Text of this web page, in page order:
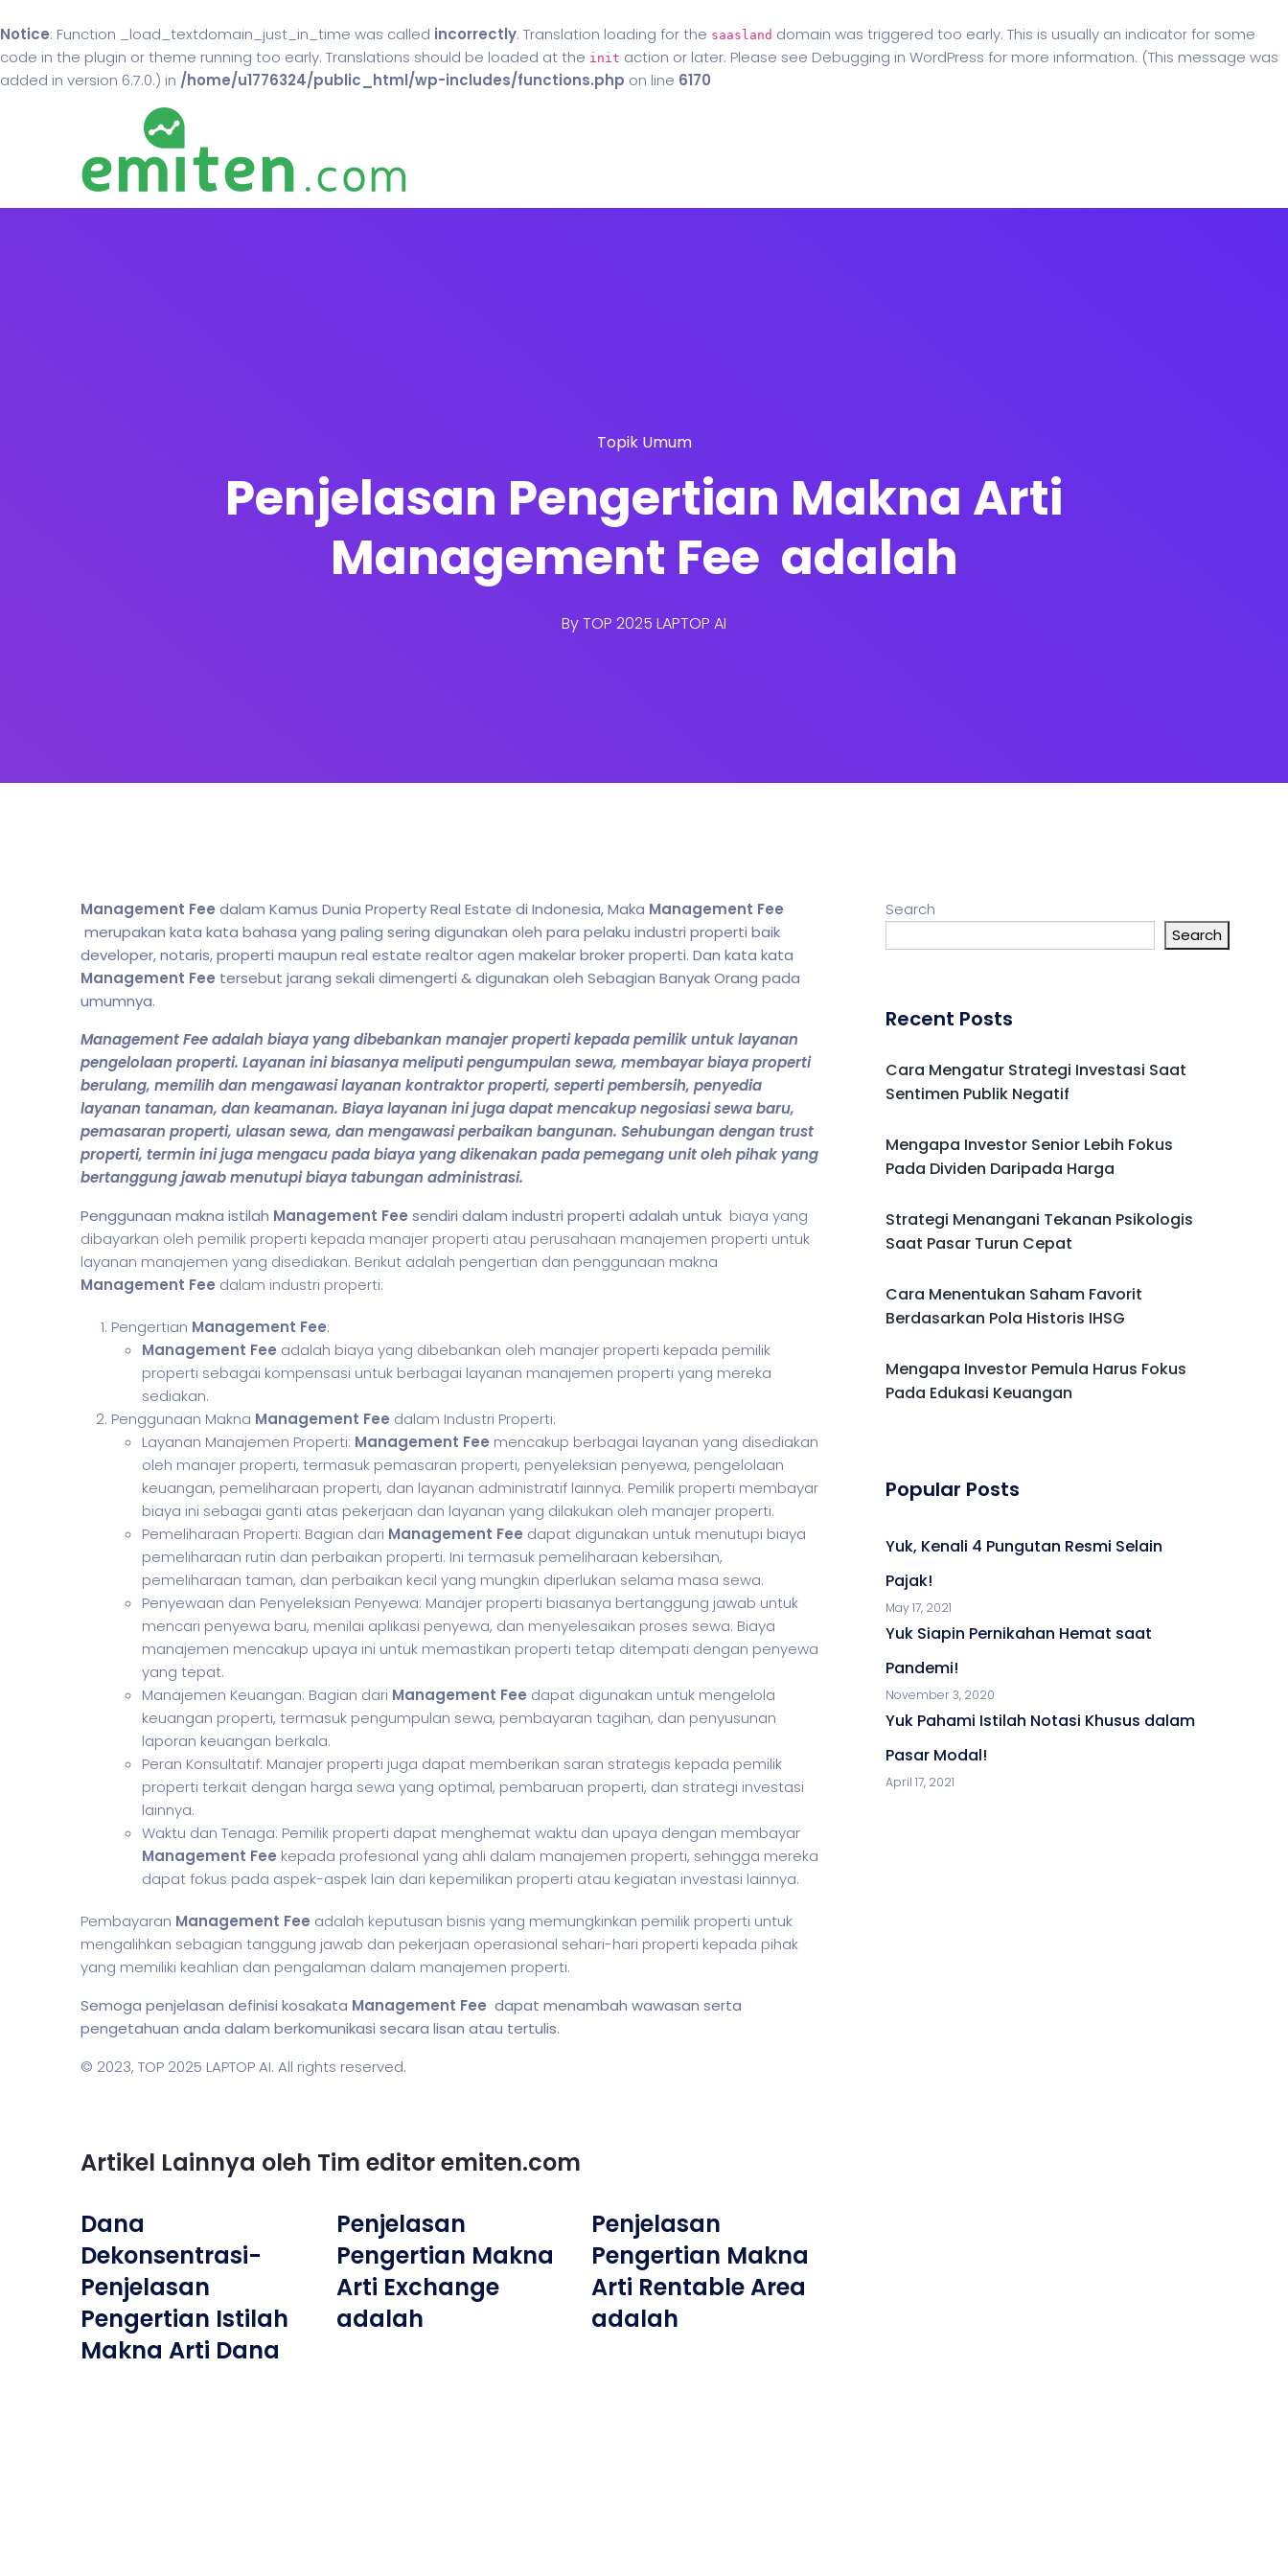
Notice: Function _load_textdomain_just_in_time was called incorrectly. Translation loading for the saasland domain was triggered too early. This is usually an indicator for some
code in the plugin or theme running too early. Translations should be loaded at the init action or later. Please see Debugging in WordPress for more information. (This message was
added in version 6.7.0.) in /home/u1776324/public_html/wp-includes/functions.php on line 6170
Topik Umum
Penjelasan Pengertian Makna Arti
Management Fee adalah
ByTOP 2025 LAPTOP AI
Management Fee dalam Kamus Dunia Property Real Estate di Indonesia, Maka Management Fee
merupakan kata kata bahasa yang paling sering digunakan oleh para pelaku industri properti baik
developer, notaris, properti maupun real estate realtor agen makelar broker properti. Dan kata kata
Management Fee tersebut jarang sekali dimengerti & digunakan oleh Sebagian Banyak Orang pada
umumnya.
Management Feeadalah biaya yang dibebankan manajer properti kepada pemilik untuk layanan
pengelolaan properti. Layanan ini biasanya meliputi pengumpulan sewa, membayar biaya properti
berulang, memilih dan mengawasi layanan kontraktor properti, seperti pembersih, penyedia
layanan tanaman, dan keamanan. Biaya layanan ini juga dapat mencakup negosiasi sewa baru,
pemasaran properti, ulasan sewa, dan mengawasi perbaikan bangunan. Sehubungan dengan trust
properti, termin ini juga mengacu pada biaya yang dikenakan pada pemegang unit oleh pihak yang
bertanggung jawab menutupi biaya tabungan administrasi.
Penggunaan makna istilah Management Fee sendiri dalam industri properti adalah untuk biaya yang
dibayarkan oleh pemilik properti kepada manajer properti atau perusahaan manajemen properti untuk
layanan manajemen yang disediakan. Berikut adalah pengertian dan penggunaan makna
Management Fee dalam industri properti:
Pengertian Management Fee:
Management Fee adalah biaya yang dibebankan oleh manajer properti kepada pemilik
properti sebagai kompensasi untuk berbagai layanan manajemen properti yang mereka
sediakan.
Penggunaan Makna Management Fee dalam Industri Properti:
Layanan Manajemen Properti: Management Fee mencakup berbagai layanan yang disediakan
oleh manajer properti, termasuk pemasaran properti, penyeleksian penyewa, pengelolaan
keuangan, pemeliharaan properti, dan layanan administratif lainnya. Pemilik properti membayar
biaya ini sebagai ganti atas pekerjaan dan layanan yang dilakukan oleh manajer properti.
Pemeliharaan Properti: Bagian dari Management Fee dapat digunakan untuk menutupi biaya
pemeliharaan rutin dan perbaikan properti. Ini termasuk pemeliharaan kebersihan,
pemeliharaan taman, dan perbaikan kecil yang mungkin diperlukan selama masa sewa.
Penyewaan dan Penyeleksian Penyewa: Manajer properti biasanya bertanggung jawab untuk
mencari penyewa baru, menilai aplikasi penyewa, dan menyelesaikan proses sewa. Biaya
manajemen mencakup upaya ini untuk memastikan properti tetap ditempati dengan penyewa
yang tepat.
Manajemen Keuangan: Bagian dari Management Fee dapat digunakan untuk mengelola
keuangan properti, termasuk pengumpulan sewa, pembayaran tagihan, dan penyusunan
laporan keuangan berkala.
Peran Konsultatif: Manajer properti juga dapat memberikan saran strategis kepada pemilik
properti terkait dengan harga sewa yang optimal, pembaruan properti, dan strategi investasi
lainnya.
Waktu dan Tenaga: Pemilik properti dapat menghemat waktu dan upaya dengan membayar
Management Fee kepada profesional yang ahli dalam manajemen properti, sehingga mereka
dapat fokus pada aspek-aspek lain dari kepemilikan properti atau kegiatan investasi lainnya.
Pembayaran Management Fee adalah keputusan bisnis yang memungkinkan pemilik properti untuk
mengalihkan sebagian tanggung jawab dan pekerjaan operasional sehari-hari properti kepada pihak
yang memiliki keahlian dan pengalaman dalam manajemen properti.
Semoga penjelasan definisi kosakata Management Fee dapat menambah wawasan serta
pengetahuan anda dalam berkomunikasi secara lisan atau tertulis.
© 2023, TOP 2025 LAPTOP AI. All rights reserved.
Artikel Lainnya oleh Tim editor emiten.com
Dana
Dekonsentrasi-
Penjelasan
Pengertian Istilah
Makna Arti Dana
Penjelasan
Pengertian Makna
Arti Exchange
adalah
Penjelasan
Pengertian Makna
Arti Rentable Area
adalah
Search
Search
Recent Posts
Cara Mengatur Strategi Investasi Saat
Sentimen Publik Negatif
Mengapa Investor Senior Lebih Fokus
Pada Dividen Daripada Harga
Strategi Menangani Tekanan Psikologis
Saat Pasar Turun Cepat
Cara Menentukan Saham Favorit
Berdasarkan Pola Historis IHSG
Mengapa Investor Pemula Harus Fokus
Pada Edukasi Keuangan
Popular Posts
Yuk, Kenali 4 Pungutan Resmi Selain
Pajak!
May 17, 2021
Yuk Siapin Pernikahan Hemat saat
Pandemi!
November 3, 2020
Yuk Pahami Istilah Notasi Khusus dalam
Pasar Modal!
April 17, 2021